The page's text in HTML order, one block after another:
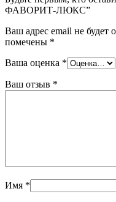
ФАВОРИТ-ЛЮКС”
Ваш адрес email не будет
помечены *
Ваша оценка *
Ваш отзыв *
Имя *